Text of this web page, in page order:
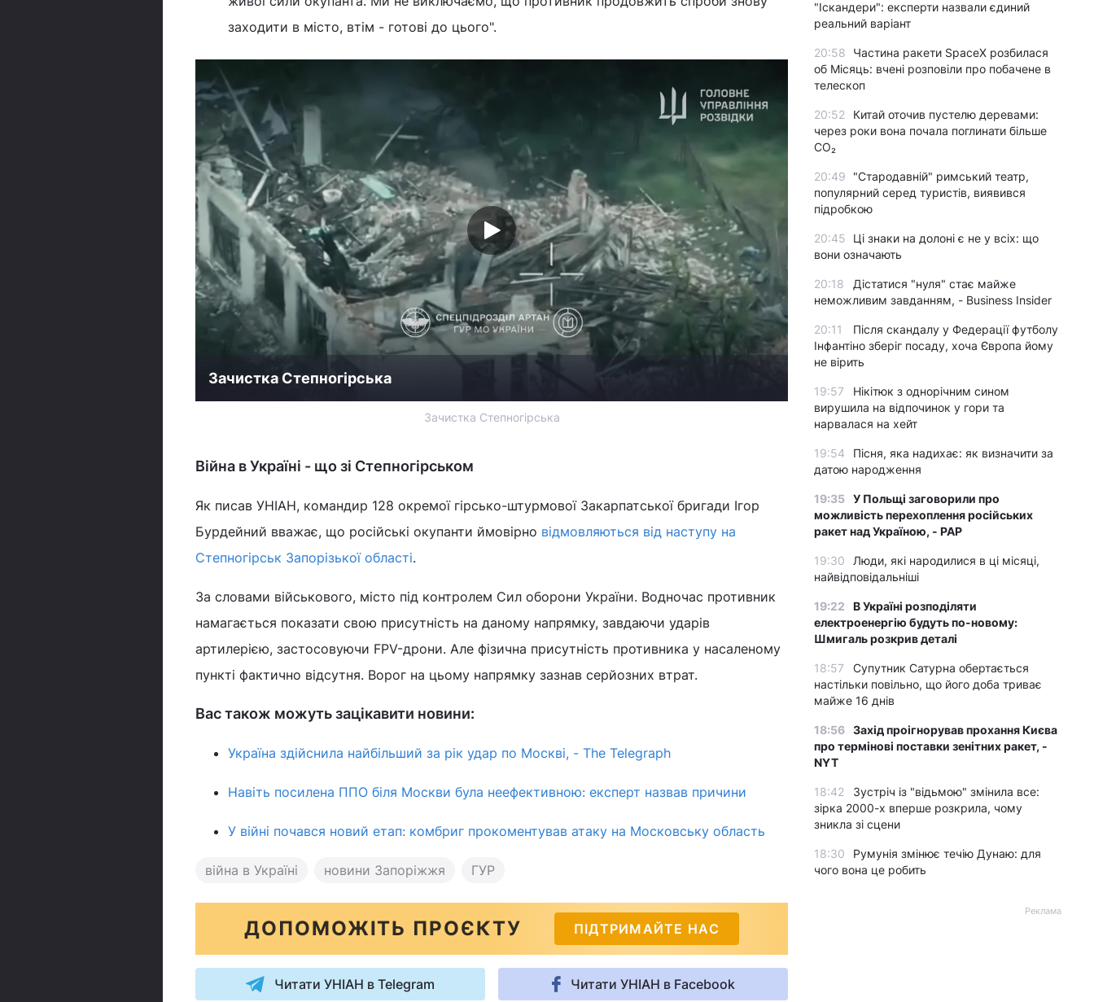
заходити в місто, втім - готові до цього".
Зачистка Степногірська
Зачистка Степногірська
Війна в Україні - що зі Степногірськом
Як писав УНІАН, командир 128 окремої гірсько-штурмової Закарпатської бригади Ігор
Бурдейний вважає, що російські окупанти ймовірно відмовляються від наступу на
Степногірськ Запорізької області.
За словами військового, місто під контролем Сил оборони України. Водночас противник
намагається показати свою присутність на даному напрямку, завдаючи ударів
артилерією, застосовуючи FPV-дрони. Але фізична присутність противника у насаленому
пункті фактично відсутня. Ворог на цьому напрямку зазнав серйозних втрат.
Вас також можуть зацікавити новини:
Україна здійснила найбільший за рік удар по Москві, - The Telegraph
Навіть посилена ППО біля Москви була неефективною: експерт назвав причини
У війні почався новий етап: комбриг прокоментував атаку на Московську область
війна в Україні новини Запоріжжя ГУР
ДОПОМОЖІТЬ ПРОЄКТУ ПІДТРИМАЙТЕ НАС
Читати УНІАН в Telegram Читати УНІАН в Facebook
"Іскандери": експерти назвали єдиний
реальний варіант
20:58
Частина ракети SpaceX розбилася
об Місяць: вчені розповіли про побачене в
телескоп
20:52
Китай оточив пустелю деревами:
через роки вона почала поглинати більше
CO₂
20:49
"Стародавній" римський театр,
популярний серед туристів, виявився
підробкою
20:45
Ці знаки на долоні є не у всіх: що
вони означають
20:18
Дістатися "нуля" стає майже
неможливим завданням, - Business Insider
20:11
Після скандалу у Федерації футболу
Інфантіно зберіг посаду, хоча Європа йому
не вірить
19:57
Нікітюк з однорічним сином
вирушила на відпочинок у гори та
нарвалася на хейт
19:54
Пісня, яка надихає: як визначити за
датою народження
19:35 У Польщі заговорили про
можливість перехоплення російських
ракет над Україною, - PAP
19:30
Люди, які народилися в ці місяці,
найвідповідальніші
19:22
В Україні розподіляти
електроенергію будуть по-новому:
Шмигаль розкрив деталі
18:57
Супутник Сатурна обертається
настільки повільно, що його доба триває
майже 16 днів
18:56 Захід проігнорував прохання Києва
про термінові поставки зенітних ракет, -
NYT
18:42
Зустріч із "відьмою" змінила все:
зірка 2000-х вперше розкрила, чому
зникла зі сцени
18:30
Румунія змінює течію Дунаю: для
чого вона це робить
Реклама